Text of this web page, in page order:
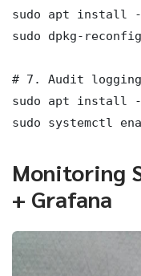
sudo apt install -
sudo dpkg-
# 7. Audit logging
sudo apt install
sudo systemctl
Monitoring
+ Grafana